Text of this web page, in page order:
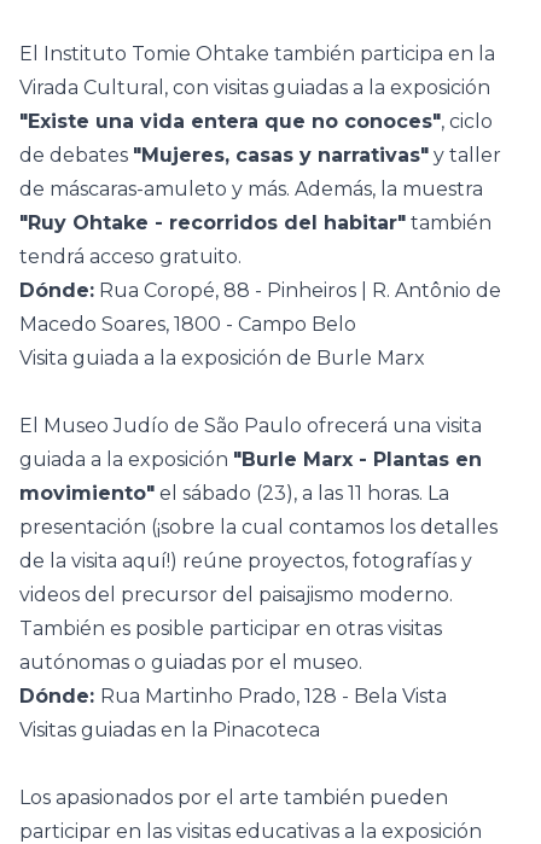
El Instituto Tomie Ohtake también participa en la
Virada Cultural, con visitas guiadas a la exposición
"Existe una vida entera que no conoces", ciclo
de debates "Mujeres, casas y narrativas" y taller
de máscaras-amuleto y más. Además, la muestra
"Ruy Ohtake - recorridos del habitar" también
tendrá acceso gratuito.
Dónde: Rua Coropé, 88 - Pinheiros | R. Antônio de
Macedo Soares, 1800 - Campo Belo
Visita guiada a la exposición de Burle Marx
El Museo Judío de São Paulo ofrecerá una visita
guiada a la exposición "Burle Marx - Plantas en
movimiento" el sábado (23), a las 11 horas. La
presentación (¡sobre la cual contamos los detalles
de la visita aquí!) reúne proyectos, fotografías y
videos del precursor del paisajismo moderno.
También es posible participar en otras visitas
autónomas o guiadas por el museo.
Dónde: Rua Martinho Prado, 128 - Bela Vista
Visitas guiadas en la Pinacoteca
Los apasionados por el arte también pueden
participar en las visitas educativas a la exposición